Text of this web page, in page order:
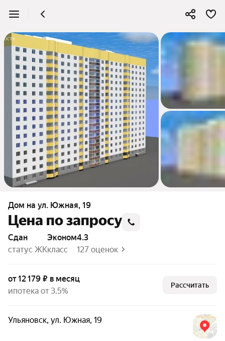
Дом на ул. Южная, 19
Цена по запросу
Сдан
статус ЖК
эконом
класс
4.3
127 оценок
от 12 179 ₽ в месяц
ипотека от 3.5%
Рассчитать
Ульяновск, ул. Южная, 19